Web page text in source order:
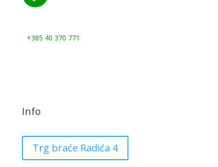
+385 40 370 771
Info
Trg braće Radića 4